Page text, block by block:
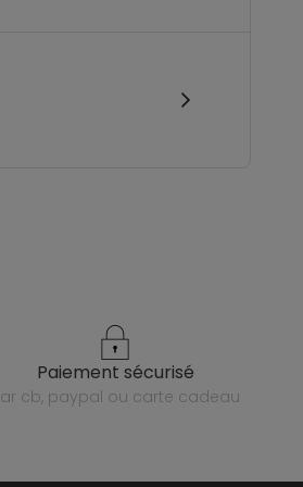
paiement sécurisé
par cb, paypal ou carte cadeau